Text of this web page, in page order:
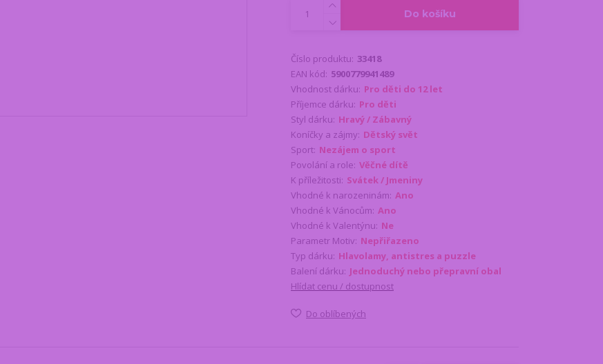
Do košíku
Číslo produktu: 33418
EAN kód: 5900779941489
Vhodnost dárku: Pro děti do 12 let
Příjemce dárku: Pro děti
Styl dárku: Hravý / Zábavný
Koníčky a zájmy: Dětský svět
Sport: Nezájem o sport
Povolání a role: Věčné dítě
K příležitosti: Svátek / Jmeniny
Vhodné k narozeninám: Ano
Vhodné k Vánocům: Ano
Vhodné k Valentýnu: Ne
Parametr Motiv: Nepřiřazeno
Typ dárku: Hlavolamy, antistres a puzzle
Balení dárku: Jednoduchý nebo přepravní obal
Hlídat cenu / dostupnost
Do oblíbených